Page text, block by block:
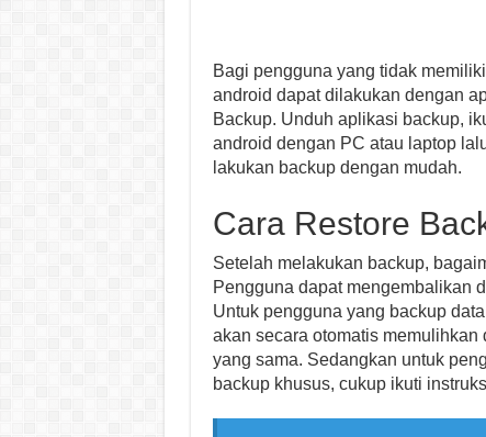
Bagi pengguna yang tidak
android dapat dilakukan dengan
Backup. Unduh aplikasi backup,
android dengan PC atau laptop
lakukan backup dengan mudah.
Cara Restore
Setelah melakukan backup,
Pengguna dapat mengembalikan
Untuk pengguna yang backup
akan secara otomatis
yang sama. Sedangkan untuk
backup khusus, cukup ikuti